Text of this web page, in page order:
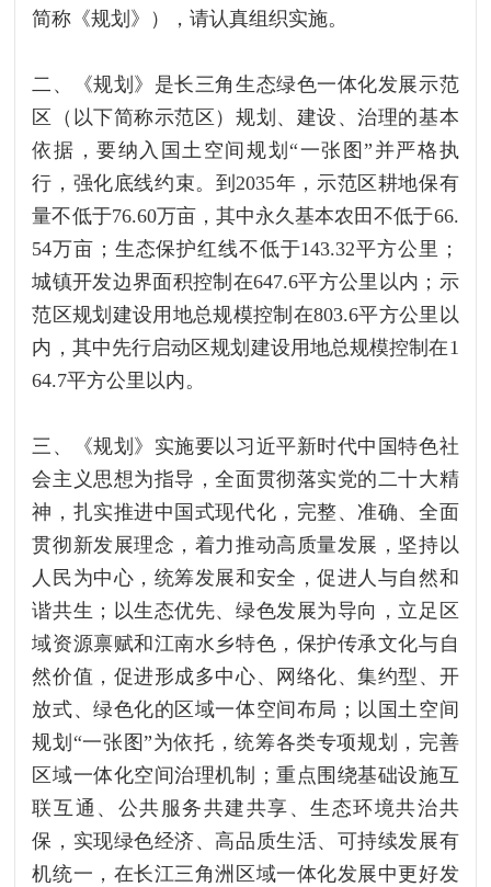
简称《规划》），请认真组织实施。
二、《规划》是长三角生态绿色一体化发展示范
区（以下简称示范区）规划、建设、治理的基本
依据，要纳入国土空间规划“一张图”并严格执
行，强化底线约束。到2035年，示范区耕地保有
量不低于76.60万亩，其中永久基本农田不低于66.
54万亩；生态保护红线不低于143.32平方公里；
城镇开发边界面积控制在647.6平方公里以内；示
范区规划建设用地总规模控制在803.6平方公里以
内，其中先行启动区规划建设用地总规模控制在1
64.7平方公里以内。
三、《规划》实施要以习近平新时代中国特色社
会主义思想为指导，全面贯彻落实党的二十大精
神，扎实推进中国式现代化，完整、准确、全面
贯彻新发展理念，着力推动高质量发展，坚持以
人民为中心，统筹发展和安全，促进人与自然和
谐共生；以生态优先、绿色发展为导向，立足区
域资源禀赋和江南水乡特色，保护传承文化与自
然价值，促进形成多中心、网络化、集约型、开
放式、绿色化的区域一体空间布局；以国土空间
规划“一张图”为依托，统筹各类专项规划，完善
区域一体化空间治理机制；重点围绕基础设施互
联互通、公共服务共建共享、生态环境共治共
保，实现绿色经济、高品质生活、可持续发展有
机统一，在长江三角洲区域一体化发展中更好发